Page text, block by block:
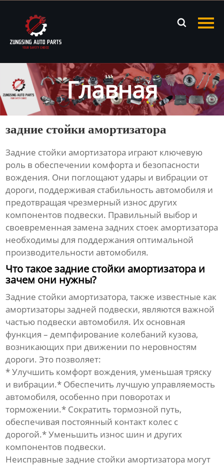

Продукция
Новости
О нас
Контакты
Главная
задние стойки амортизатора
Задние стойки амортизатора играют ключевую
роль в обеспечении комфорта и безопасности
вождения. Они поглощают удары и вибрации от
дороги, поддерживая стабильность автомобиля и
предотвращая чрезмерный износ других
компонентов подвески. Правильный выбор и
своевременная замена задних стоек амортизатора
необходимы для поддержания оптимальной
производительности автомобиля.
Что такое задние стойки амортизатора и
зачем они нужны?
Задние стойки амортизатора, также известные как
амортизаторы задней подвески, являются важной
частью подвески автомобиля. Их основная
функция – демпфирование колебаний кузова,
возникающих при движении по неровностям
дороги. Это позволяет:
* Улучшить комфорт вождения, уменьшая тряску
и вибрации.* Обеспечить лучшую управляемость
автомобиля, особенно при поворотах и
торможении.* Сократить тормозной путь,
обеспечивая постоянный контакт колес с
дорогой.* Уменьшить износ шин и других
компонентов подвески.
Неисправныезадние стойки амортизатора могут